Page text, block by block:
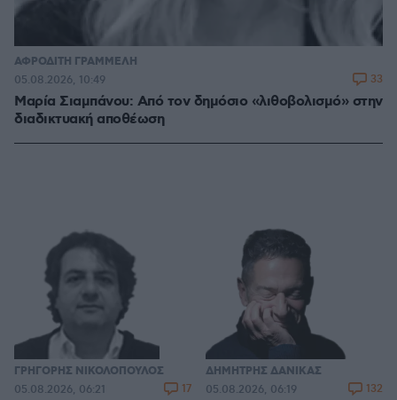
ΑΦΡΟΔΙΤΗ ΓΡΑΜΜΕΛΗ
Μαρία Σιαμπάνου: Από τον δημόσιο «λιθοβολισμό» στην
διαδικτυακή αποθέωση
05.08.2026, 10:49 33
ΓΡΗΓΟΡΗΣ ΝΙΚΟΛΟΠΟΥΛΟΣ
05.08.2026, 06:21 17
ΔΗΜΗΤΡΗΣ ΔΑΝΙΚΑΣ
05.08.2026, 06:19 132